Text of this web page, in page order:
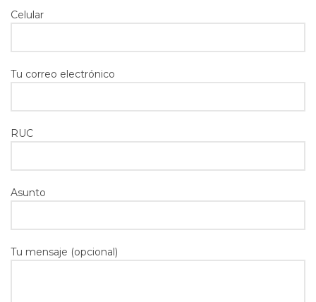
Celular
Tu correo electrónico
RUC
Asunto
Tu mensaje (opcional)